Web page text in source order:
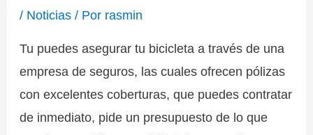
/ Noticias / Por rasmin
Tu puedes asegurar tu bicicleta a través de una
empresa de seguros, las cuales ofrecen pólizas
con excelentes coberturas, que puedes contratar
de inmediato, pide un presupuesto de lo que